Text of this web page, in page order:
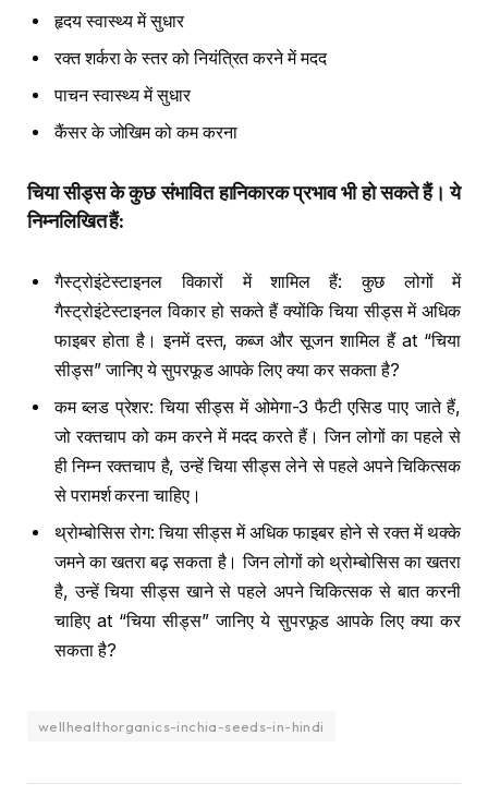
हृदय स्वास्थ्य में सुधार
रक्त शर्करा के स्तर को नियंत्रित करने में मदद
पाचन स्वास्थ्य में सुधार
कैंसर के जोखिम को कम करना
चिया सीड्स के कुछ संभावित हानिकारक प्रभाव भी हो सकते हैं। ये
निम्नलिखित हैं:
गैस्ट्रोइंटेस्टाइनल विकारों में शामिल हैं: कुछ लोगों में
गैस्ट्रोइंटेस्टाइनल विकार हो सकते हैं क्योंकि चिया सीड्स में अधिक
फाइबर होता है। इनमें दस्त, कब्ज और सूजन शामिल हैं at “चिया
सीड्स” जानिए ये सुपरफूड आपके लिए क्या कर सकता है?
कम ब्लड प्रेशर: चिया सीड्स में ओमेगा-3 फैटी एसिड पाए जाते हैं,
जो रक्तचाप को कम करने में मदद करते हैं। जिन लोगों का पहले से
ही निम्न रक्तचाप है, उन्हें चिया सीड्स लेने से पहले अपने चिकित्सक
से परामर्श करना चाहिए।
थ्रोम्बोसिस रोग: चिया सीड्स में अधिक फाइबर होने से रक्त में थक्के
जमने का खतरा बढ़ सकता है। जिन लोगों को थ्रोम्बोसिस का खतरा
है, उन्हें चिया सीड्स खाने से पहले अपने चिकित्सक से बात करनी
चाहिए at “चिया सीड्स” जानिए ये सुपरफूड आपके लिए क्या कर
सकता है?
wellhealthorganics-inchia-seeds-in-hindi